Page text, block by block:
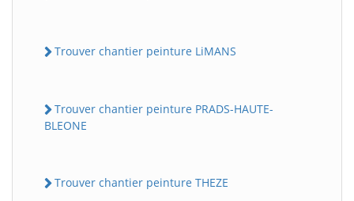
Trouver chantier peinture LiMANS
Trouver chantier peinture PRADS-HAUTE-
BLEONE
Trouver chantier peinture THEZE